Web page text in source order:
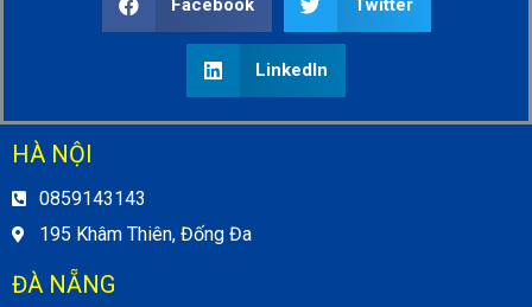
Facebook Twitter
LinkedIn
HÀ NỘI
0859143143
195 Khâm Thiên, Đống Đa
ĐÀ NẴNG